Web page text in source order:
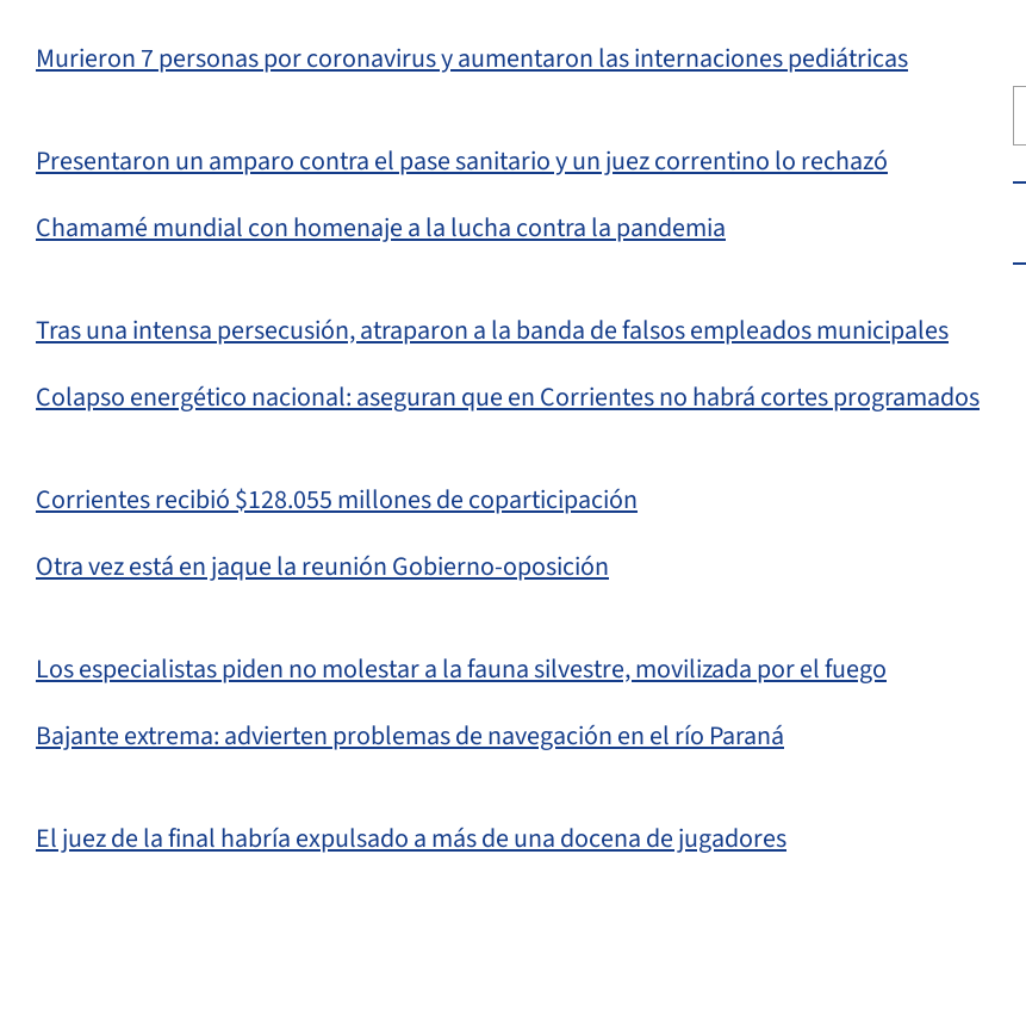
Murieron 7 personas por coronavirus y aumentaron las internaciones pediátricas
Presentaron un amparo contra el pase sanitario y un juez correntino lo rechazó
Chamamé mundial con homenaje a la lucha contra la pandemia
Tras una intensa persecusión, atraparon a la banda de falsos empleados municipales
Colapso energético nacional: aseguran que en Corrientes no habrá cortes programados
Corrientes recibió $128.055 millones de coparticipación
Otra vez está en jaque la reunión Gobierno-oposición
Los especialistas piden no molestar a la fauna silvestre, movilizada por el fuego
Bajante extrema: advierten problemas de navegación en el río Paraná
El juez de la final habría expulsado a más de una docena de jugadores